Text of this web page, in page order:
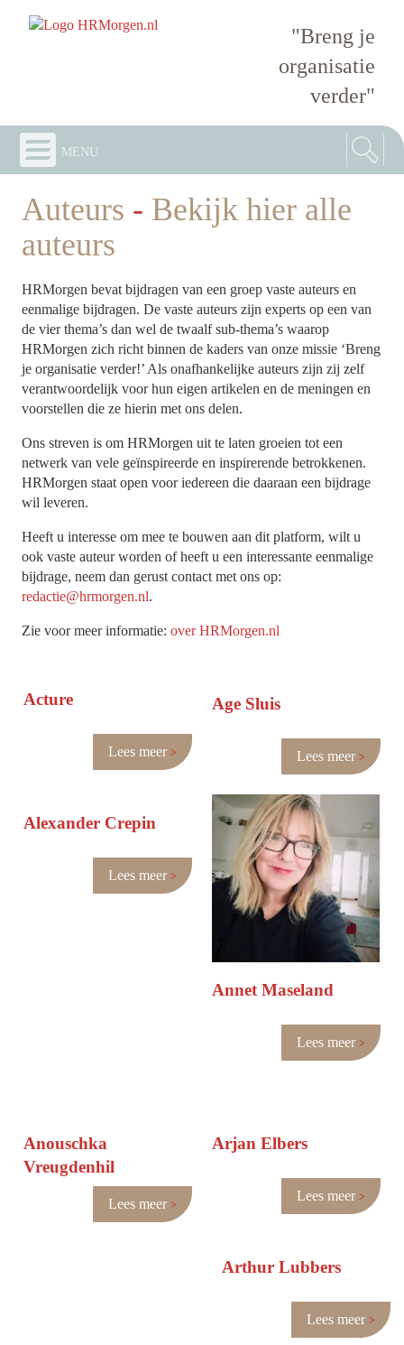
"Breng je
organisatie
verder"
menu
Auteurs - Bekijk hier alle
auteurs
HRMorgen bevat bijdragen van een groep vaste auteurs en
eenmalige bijdragen. De vaste auteurs zijn experts op een van
de vier thema’s dan wel de twaalf sub-thema’s waarop
HRMorgen zich richt binnen de kaders van onze missie ‘Breng
je organisatie verder!’ Als onafhankelijke auteurs zijn zij zelf
verantwoordelijk voor hun eigen artikelen en de meningen en
voorstellen die ze hierin met ons delen.
Ons streven is om HRMorgen uit te laten groeien tot een
netwerk van vele geïnspireerde en inspirerende betrokkenen.
HRMorgen staat open voor iedereen die daaraan een bijdrage
wil leveren.
Heeft u interesse om mee te bouwen aan dit platform, wilt u
ook vaste auteur worden of heeft u een interessante eenmalige
bijdrage, neem dan gerust contact met ons op:
redactie@hrmorgen.nl.
Zie voor meer informatie:over HRMorgen.nl
Acture
Lees meer
Age Sluis
Lees meer
Alexander Crepin
Lees meer
Annet Maseland
Lees meer
Anouschka
Vreugdenhil
Lees meer
Arjan Elbers
Lees meer
Arthur Lubbers
Lees meer